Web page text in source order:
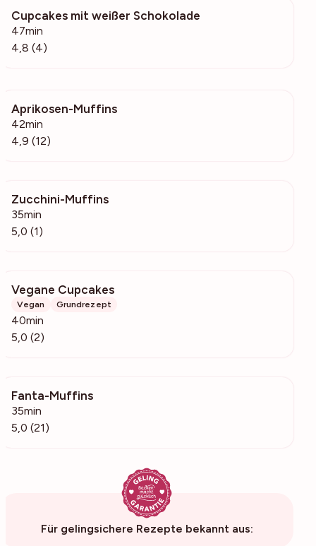
Cupcakes mit weißer Schokolade
47min
4,8 (4)
Aprikosen-Muffins
42min
4,9 (12)
Zucchini-Muffins
35min
5,0 (1)
Vegane Cupcakes
Vegan Grundrezept
40min
5,0 (2)
Fanta-Muffins
35min
5,0 (21)
Für gelingsichere Rezepte bekannt aus: